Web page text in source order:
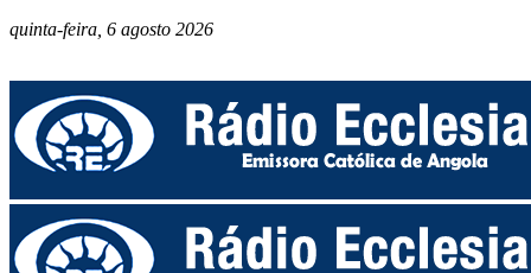
quinta-feira, 6 agosto 2026